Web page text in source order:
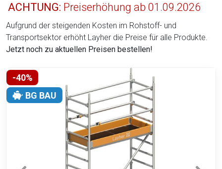
ACHTUNG: Preiserhöhung ab 01.09.2026
Aufgrund der steigenden Kosten im Rohstoff- und
Transportsektor erhöht Layher die Preise für alle Produkte.
Jetzt noch zu aktuellen Preisen bestellen!
-40%
BG BAU